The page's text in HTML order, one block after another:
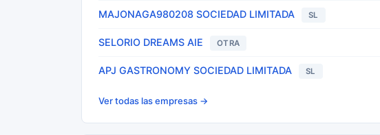
MAJONAGA980208 SOCIEDAD LIMITADA SL
SELORIO DREAMS AIE OTRA
APJ GASTRONOMY SOCIEDAD LIMITADA SL
Ver todas las empresas →